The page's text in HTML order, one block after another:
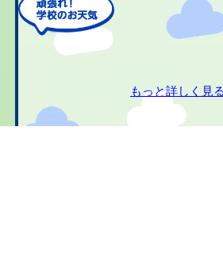
もっと詳しく見る